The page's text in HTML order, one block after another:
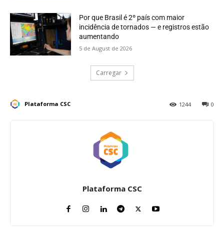
Por que Brasil é 2º país com maior
incidência de tornados — e registros estão
aumentando
5 de August de 2026
Carregar
Plataforma CSC 0
1244
Plataforma CSC